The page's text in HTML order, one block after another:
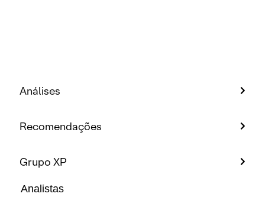
Análises
Recomendações
Grupo XP
Analistas